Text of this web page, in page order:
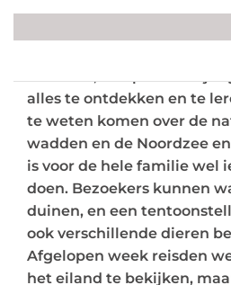
Ecomare, een plek voor
alles te ontdekken en te
te weten komen over de
wadden en de Noordzee
is voor de hele familie wel
doen. Bezoekers kunnen
duinen, en een
ook verschillende dieren
Afgelopen week reisden
het eiland te bekijken,